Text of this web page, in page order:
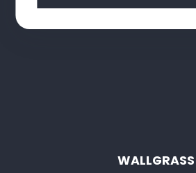
WALLGRASS